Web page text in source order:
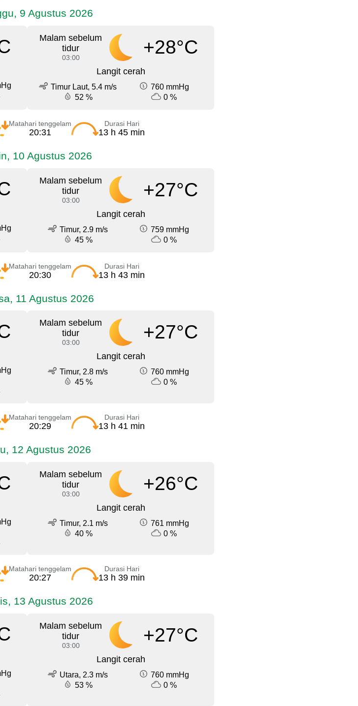
9 Agustus 2026
Malam sebelum
tidur
03:00 +28°C
Langit cerah
Timur Laut, 5.4 m/s
760 mmHg
52 %
0 %
Matahari tenggelam
20:31
Durasi Hari
13 h 45 min
10 Agustus 2026
Malam sebelum
tidur
03:00 +27°C
Langit cerah
Timur, 2.9 m/s
759 mmHg
45 %
0 %
Matahari tenggelam
20:30
Durasi Hari
13 h 43 min
11 Agustus 2026
Malam sebelum
tidur
03:00 +27°C
Langit cerah
Timur, 2.8 m/s
760 mmHg
45 %
0 %
Matahari tenggelam
20:29
Durasi Hari
13 h 41 min
12 Agustus 2026
Malam sebelum
tidur
03:00 +26°C
Langit cerah
Timur, 2.1 m/s
761 mmHg
40 %
0 %
Matahari tenggelam
20:27
Durasi Hari
13 h 39 min
13 Agustus 2026
Malam sebelum
tidur
03:00 +27°C
Langit cerah
Utara, 2.3 m/s
760 mmHg
53 %
0 %